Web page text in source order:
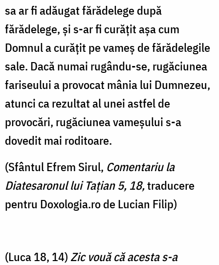
sa ar fi adăugat fărădelege după
fărădelege, și s-ar fi curățit așa cum
Domnul a curățit pe vameș de fărădelegile
sale. Dacă numai rugându-se, rugăciunea
fariseului a provocat mânia lui Dumnezeu,
atunci ca rezultat al unei astfel de
provocări, rugăciunea vameșului s-a
dovedit mai roditoare.
(Sfântul Efrem Sirul, Comentariu la
Diatesaronul lui Tațian 5, 18,traducere
pentru Doxologia.ro de Lucian Filip)
(Luca 18, 14) Zic vouă că acesta s-a